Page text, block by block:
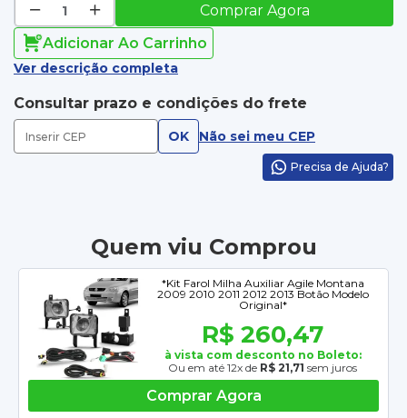
Comprar Agora
Adicionar Ao Carrinho
Ver descrição completa
Consultar prazo e condições do frete
OK Não sei meu CEP
Precisa de Ajuda?
Quem viu Comprou
*Kit Farol Milha Auxiliar Agile Montana
2009 2010 2011 2012 2013 Botão Modelo
Original*
R$ 260,47
à vista com desconto no Boleto:
Ou em até 12x de R$ 21,71 sem juros
Comprar Agora